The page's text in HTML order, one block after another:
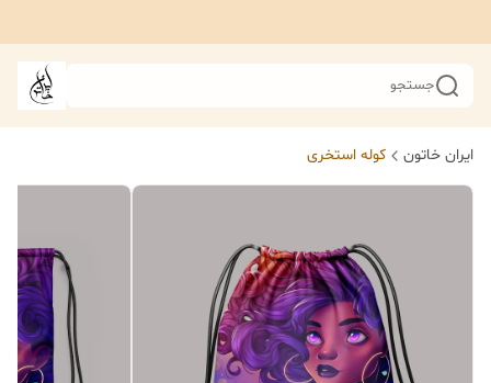
جستجو
ایران خاتون کوله استخری